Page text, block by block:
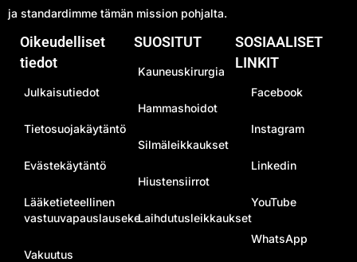
ja standardimme tämän mission pohjalta.
Oikeudelliset
tiedot
Julkaisutiedot
Tietosuojakäytäntö
Evästekäytäntö
Lääketieteellinen
vastuuvapauslauseke
Vakuutus
SUOSITUT
Kauneuskirurgia
Hammashoidot
Silmäleikkaukset
Hiustensiirrot
Laihdutusleikkaukset
SOSIAALISET
LINKIT
Facebook
Instagram
Linkedin
YouTube
WhatsApp